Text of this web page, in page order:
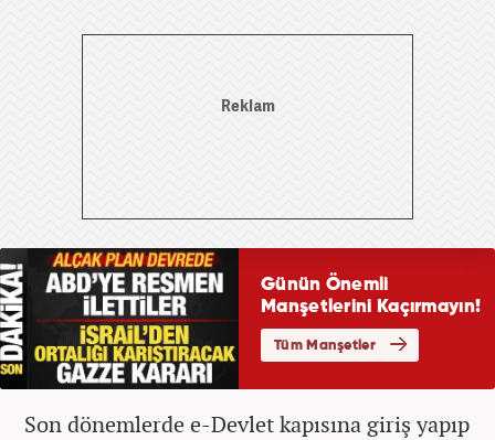
Son dönemlerde e-Devlet kapısına giriş yapıp